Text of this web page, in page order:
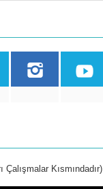
Kısmındadır)